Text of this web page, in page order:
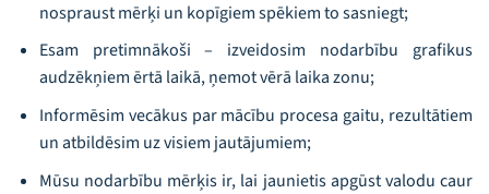
nospraust mērķi un kopīgiem spēkiem to sasniegt;
Esam pretimnākoši – izveidosim nodarbību grafikus
audzēkņiem ērtā laikā, ņemot vērā laika zonu;
Informēsim vecākus par mācību procesa gaitu, rezultātiem
un atbildēsim uz visiem jautājumiem;
Mūsu nodarbību mērķis ir, lai jaunietis apgūst valodu caur